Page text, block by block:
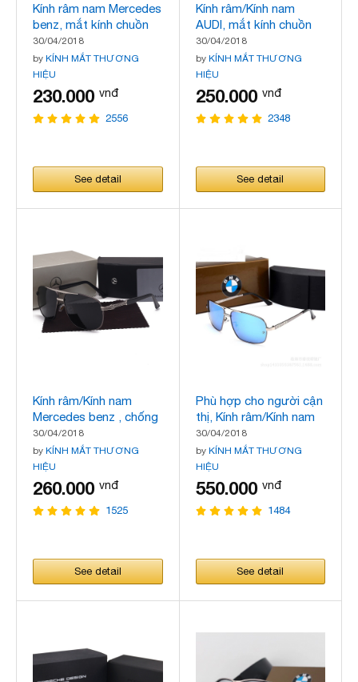
Kính râm nam Mercedes
benz, mắt kính chuồn
chuồn, gọng to, mẫu
mới nhất
30/04/2018
by KÍNH MẮT THƯƠNG
HIỆU
230.000 vnđ
2556
See detail
Kính râm/Kính nam
AUDI, mắt kính chuồn
chuồn, kiểu dáng thời
trang, thời trang, mẫu
mới nhất
30/04/2018
by KÍNH MẮT THƯƠNG
HIỆU
250.000 vnđ
2348
See detail
Kính râm/Kính nam
Mercedes benz , chống
tia tử ngoại, hàng cao
cấp, mẫu mới nhất
30/04/2018
by KÍNH MẮT THƯƠNG
HIỆU
260.000 vnđ
1525
See detail
Phù hợp cho người cận
thị, Kính râm/Kính nam
BMW, mẫu mới nhất,
30/04/2018
by KÍNH MẮT THƯƠNG
HIỆU
550.000 vnđ
1484
See detail